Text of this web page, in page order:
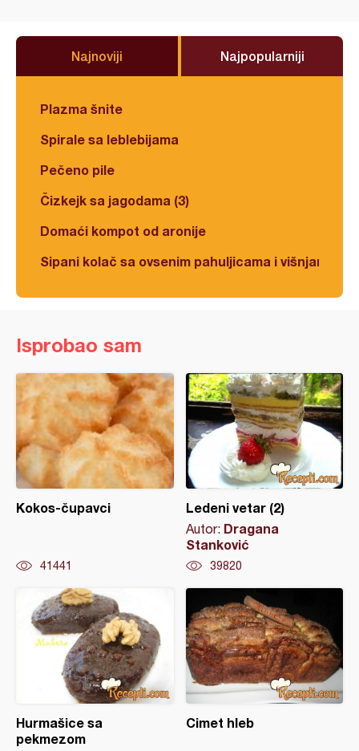
Najnoviji Najpopularniji
Plazma šnite
Spirale sa leblebijama
Pečeno pile
Čizkejk sa jagodama (3)
Domaći kompot od aronije
Sipani kolač sa ovsenim pahuljicama i višnjama
Isprobao sam
Kokos-čupavci
41441
Ledeni vetar (2)
Autor: Dragana
Stanković
39820
Hurmašice sa
pekmezom
Cimet hleb